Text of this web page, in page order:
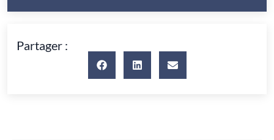
Partager :